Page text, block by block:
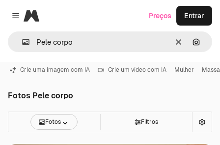
Close menu
Magnific
Limpar
Preços Entrar
Crie uma imagem com IA Crie um vídeo com IA Mulher
Fotos Pele corpo
Fotos Filtros